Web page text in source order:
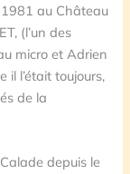
1981 au Château
(l’un des
micro et Adrien
l’était toujours,
de la
depuis le